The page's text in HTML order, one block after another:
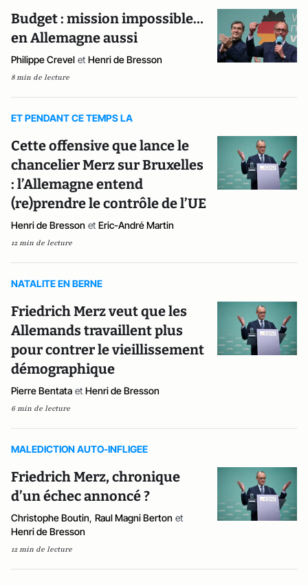
Budget : mission impossible…
en Allemagne aussi
Philippe Crevel et Henri de Bresson
8 min de lecture
ET PENDANT CE TEMPS LA
Cette offensive que lance le
chancelier Merz sur Bruxelles
: l’Allemagne entend
(re)prendre le contrôle de l’UE
Henri de Bresson et Eric-André Martin
12 min de lecture
NATALITE EN BERNE
Friedrich Merz veut que les
Allemands travaillent plus
pour contrer le vieillissement
démographique
Pierre Bentata et Henri de Bresson
6 min de lecture
MALEDICTION AUTO-INFLIGEE
Friedrich Merz, chronique
d’un échec annoncé ?
Christophe Boutin, Raul Magni Berton et
Henri de Bresson
12 min de lecture